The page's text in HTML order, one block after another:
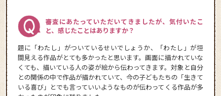
審査にあたっていただいてきましたが、気付いたこ
と、感じたことはありますか？
題に「わたし」がついているせいでしょうか、「わたし」が垣
間見える作品がとても多かったと思います。画面に描かれていな
くても、描いている人の姿が絵から伝わってきます。対象と自分
との関係の中で作品が描かれていて、今の子どもたちの「生きて
いる喜び」とでも言っていいようなものが伝わってくる作品が多